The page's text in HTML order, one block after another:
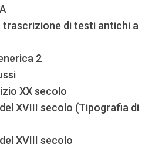
trascrizione di testi antichi a
2
XX secolo
XVIII secolo (Tipografia di
XVIII secolo